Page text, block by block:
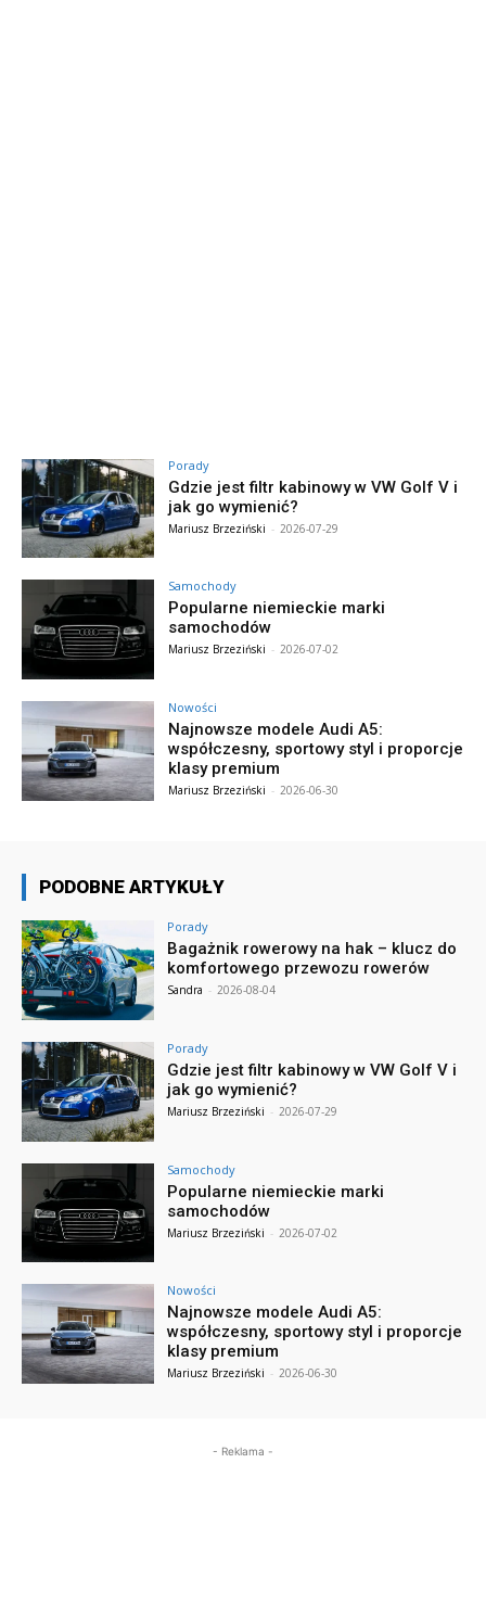
Porady
Gdzie jest filtr kabinowy w VW Golf V i
jak go wymienić?
Mariusz Brzeziński - 2026-07-29
Samochody
Popularne niemieckie marki
samochodów
Mariusz Brzeziński - 2026-07-02
Nowości
Najnowsze modele Audi A5:
współczesny, sportowy styl i proporcje
klasy premium
Mariusz Brzeziński - 2026-06-30
PODOBNE ARTYKUŁY
Porady
Bagażnik rowerowy na hak – klucz do
komfortowego przewozu rowerów
Sandra - 2026-08-04
Porady
Gdzie jest filtr kabinowy w VW Golf V i
jak go wymienić?
Mariusz Brzeziński - 2026-07-29
Samochody
Popularne niemieckie marki
samochodów
Mariusz Brzeziński - 2026-07-02
Nowości
Najnowsze modele Audi A5:
współczesny, sportowy styl i proporcje
klasy premium
Mariusz Brzeziński - 2026-06-30
- Reklama -